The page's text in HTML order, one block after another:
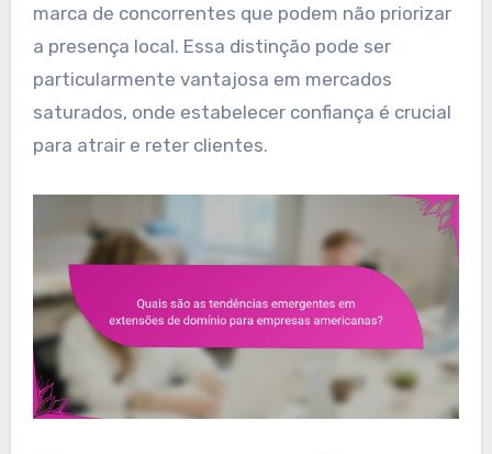
marca de concorrentes que podem não priorizar
a presença local. Essa distinção pode ser
particularmente vantajosa em mercados
saturados, onde estabelecer confiança é crucial
para atrair e reter clientes.